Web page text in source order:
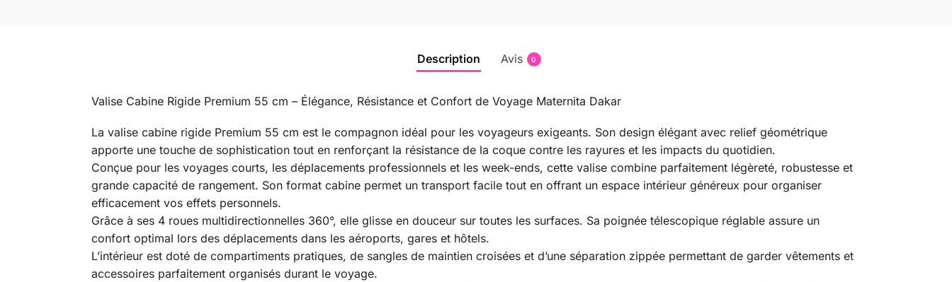
Description Avis 0
Valise Cabine Rigide Premium 55 cm – Élégance, Résistance et Confort de Voyage Maternita Dakar
La valise cabine rigide Premium 55 cm est le compagnon idéal pour les voyageurs exigeants. Son design élégant avec relief géométrique
apporte une touche de sophistication tout en renforçant la résistance de la coque contre les rayures et les impacts du quotidien.
Conçue pour les voyages courts, les déplacements professionnels et les week-ends, cette valise combine parfaitement légèreté, robustesse et
grande capacité de rangement. Son format cabine permet un transport facile tout en offrant un espace intérieur généreux pour organiser
efficacement vos effets personnels.
Grâce à ses 4 roues multidirectionnelles 360°, elle glisse en douceur sur toutes les surfaces. Sa poignée télescopique réglable assure un
confort optimal lors des déplacements dans les aéroports, gares et hôtels.
L’intérieur est doté de compartiments pratiques, de sangles de maintien croisées et d’une séparation zippée permettant de garder vêtements et
accessoires parfaitement organisés durant le voyage.